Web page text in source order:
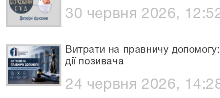
30 червня 2026,
Витрати на правничу
дії позивача
24 червня 2026,